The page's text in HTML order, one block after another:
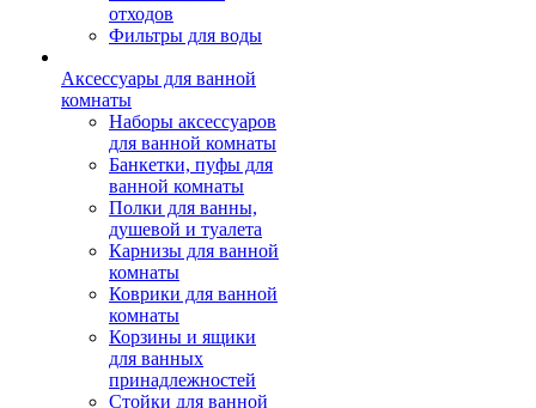
отходов
Фильтры для воды
Аксессуары для ванной
комнаты
Наборы аксессуаров
для ванной комнаты
Банкетки, пуфы для
ванной комнаты
Полки для ванны,
душевой и туалета
Карнизы для ванной
комнаты
Коврики для ванной
комнаты
Корзины и ящики
для ванных
принадлежностей
Стойки для ванной